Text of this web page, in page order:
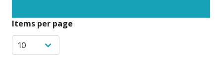
Items per page